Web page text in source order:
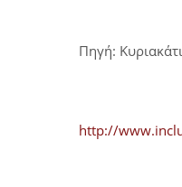
Πηγή:
http://